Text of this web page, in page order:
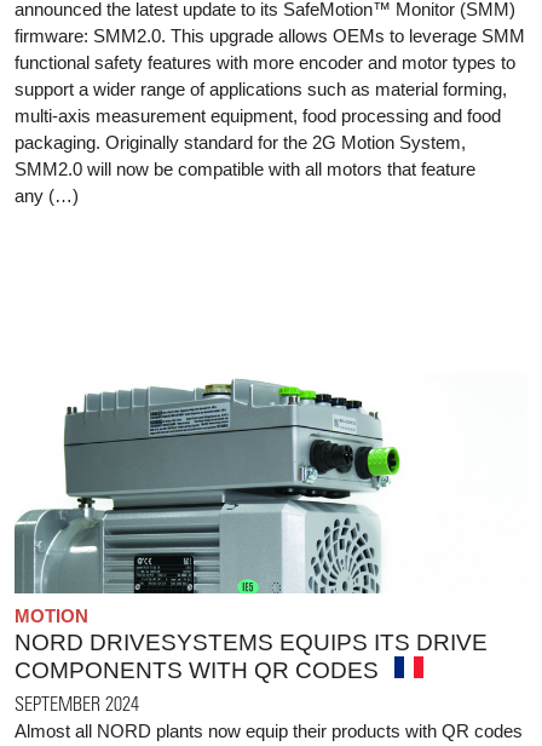
announced the latest update to its SafeMotion™ Monitor (SMM)
firmware: SMM2.0. This upgrade allows OEMs to leverage SMM
functional safety features with more encoder and motor types to
support a wider range of applications such as material forming,
multi-axis measurement equipment, food processing and food
packaging. Originally standard for the 2G Motion System,
SMM2.0 will now be compatible with all motors that feature
any (…)
MOTION
NORD DRIVESYSTEMS EQUIPS ITS DRIVE
COMPONENTS WITH QR CODES
SEPTEMBER 2024
Almost all NORD plants now equip their products with QR codes